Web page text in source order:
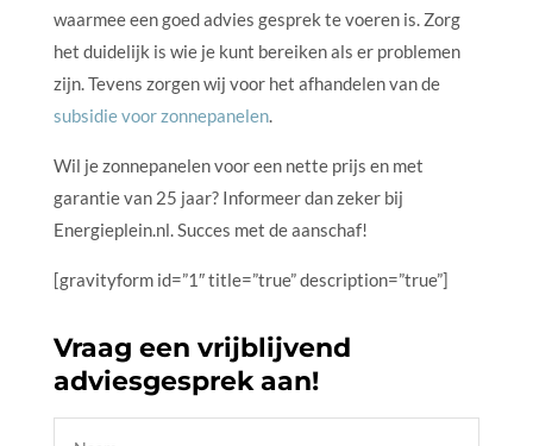
waarmee een goed advies gesprek te voeren is. Zorg
het duidelijk is wie je kunt bereiken als er problemen
zijn. Tevens zorgen wij voor het afhandelen van de
subsidie voor zonnepanelen.
Wil je zonnepanelen voor een nette prijs en met
garantie van 25 jaar? Informeer dan zeker bij
Energieplein.nl. Succes met de aanschaf!
[gravityform id=”1″ title=”true” description=”true”]
Vraag een vrijblijvend
adviesgesprek aan!